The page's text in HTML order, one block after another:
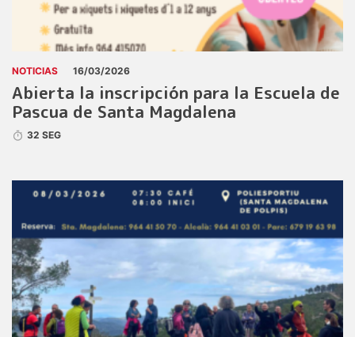
NOTICIAS 16/03/2026
Abierta la inscripción para la Escuela de
Pascua de Santa Magdalena
32 SEG